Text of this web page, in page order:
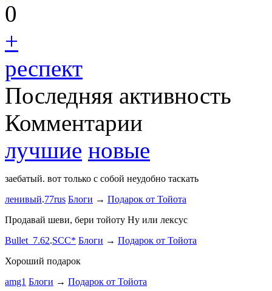
0
+
респект
Последняя активность
Комментарии
лучшие новые
заебатый. вот только с собой неудобно таскать
ленивый.77rus Блоги → Подарок от Тойота
Продавай шеви, бери тойоту Ну или лексус
Bullet_7.62.SCC* Блоги → Подарок от Тойота
Хороший подарок
amg1 Блоги → Подарок от Тойота